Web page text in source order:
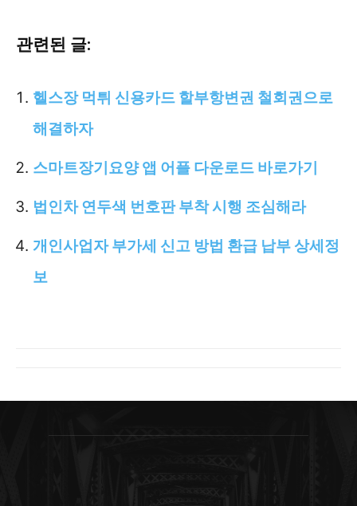
관련된 글:
헬스장 먹튀 신용카드 할부항변권 철회권으로
해결하자
스마트장기요양 앱 어플 다운로드 바로가기
법인차 연두색 번호판 부착 시행 조심해라
개인사업자 부가세 신고 방법 환급 납부 상세정
보